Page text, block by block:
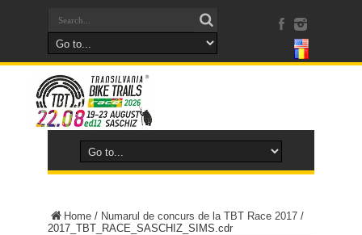
Home / Numarul de concurs de la TBT Race 2017 /
2017_TBT_RACE_SASCHIZ_SIMS.cdr